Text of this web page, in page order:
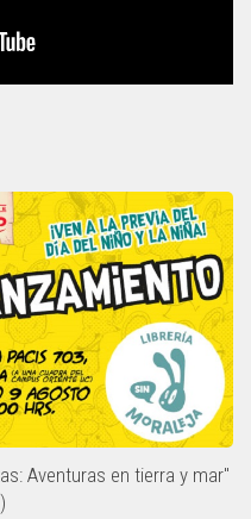
Aventuras en tierra y mar"